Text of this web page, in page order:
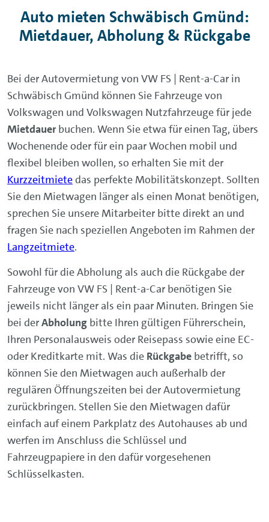
Auto mieten Schwäbisch Gmünd:
Mietdauer, Abholung & Rückgabe
Bei der Autovermietung von VW FS | Rent-a-Car in
Schwäbisch Gmünd können Sie Fahrzeuge von
Volkswagen und Volkswagen Nutzfahrzeuge für jede
Mietdauer buchen. Wenn Sie etwa für einen Tag, übers
Wochenende oder für ein paar Wochen mobil und
flexibel bleiben wollen, so erhalten Sie mit der
Kurzzeitmietedas perfekte Mobilitätskonzept. Sollten
Sie den Mietwagen länger als einen Monat benötigen,
sprechen Sie unsere Mitarbeiter bitte direkt an und
fragen Sie nach speziellen Angeboten im Rahmen der
Langzeitmiete.
Sowohl für die Abholung als auch die Rückgabe der
Fahrzeuge von VW FS | Rent-a-Car benötigen Sie
jeweils nicht länger als ein paar Minuten. Bringen Sie
bei derAbholung bitte Ihren gültigen Führerschein,
Ihren Personalausweis oder Reisepass sowie eine EC-
oder Kreditkarte mit. Was die Rückgabe betrifft, so
können Sie den Mietwagen auch außerhalb der
regulären Öffnungszeiten bei der Autovermietung
zurückbringen. Stellen Sie den Mietwagen dafür
einfach auf einem Parkplatz des Autohauses ab und
werfen im Anschluss die Schlüssel und
Fahrzeugpapiere in den dafür vorgesehenen
Schlüsselkasten.